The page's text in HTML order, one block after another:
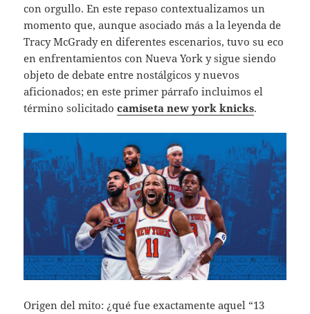
con orgullo. En este repaso contextualizamos un
momento que, aunque asociado más a la leyenda de
Tracy McGrady en diferentes escenarios, tuvo su eco
en enfrentamientos con Nueva York y sigue siendo
objeto de debate entre nostálgicos y nuevos
aficionados; en este primer párrafo incluimos el
término solicitadocamiseta new york knicks.
Origen del mito: ¿qué fue exactamente aquel “13